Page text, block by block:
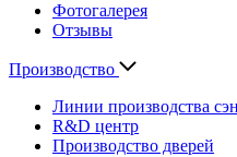
Фотогалерея
Отзывы
Производство
Линии производства
R&D центр
Производство дверей